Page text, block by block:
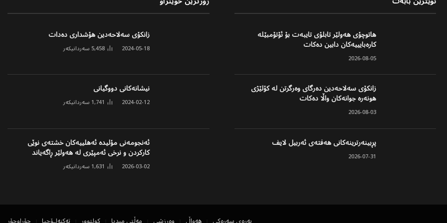
هاتوچۆی هەولێر تابلۆی تایبەت بۆ ئۆتۆمبێلە
کارەبایییەکان دابین دەکات
2026-08-05
زانکۆی سەلاحەدین دەرگای وەرگرتن لە کۆلێژی
هونەرە جوانەکان واڵا دەکات
2026-08-03
پڕبینەرترینەکانی هەفتەی ئەربیل لایف
2026-07-31
زانکۆی سەلاحەدین هۆشداری دەدات
2024-05-18
5,458 سەردانیکەر
نیشانەکانی دووگیانی
2024-02-12
1,741 سەردانیکەر
ئەنجومەنی مۆلیدە ئەهلییەکان خشتەی نوێی
کارکردن و نرخی ئەمپێری لە هەولێر ڕاگەیاند
2026-03-02
1,631 سەردانیکەر